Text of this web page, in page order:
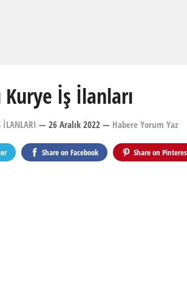
İş İlanları
İLANLARI — 26 Aralık 2022 — Habere Yorum Yaz
Share on Facebook Share on